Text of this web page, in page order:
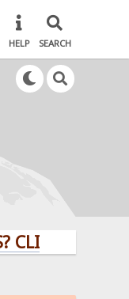
HELP SEARCH
HERE!